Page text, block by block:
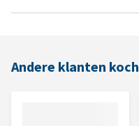
Andere klanten